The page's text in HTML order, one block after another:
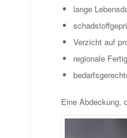
lange
Verzicht auf
regionale
Eine Abdeckung,